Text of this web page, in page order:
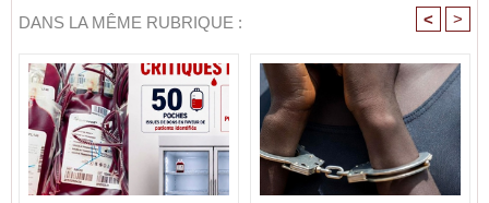
DANS LA MÊME RUBRIQUE : < >